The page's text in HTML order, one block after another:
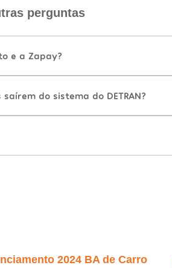
perguntas
e a Zapay?
do sistema do DETRAN?
2024 BA de Carro